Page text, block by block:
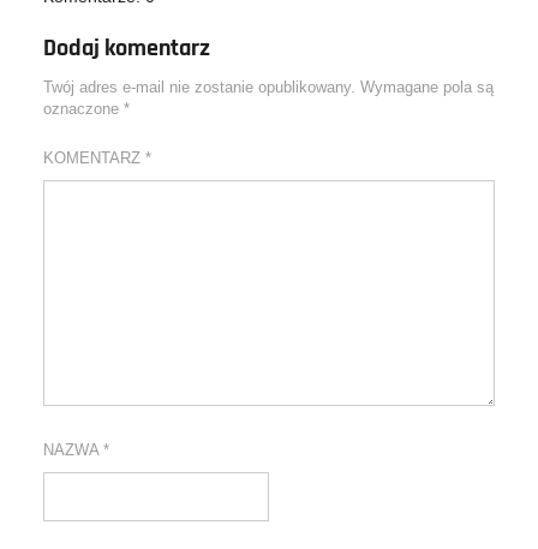
Dodaj komentarz
Twój adres e-mail nie zostanie opublikowany. Wymagane pola są
oznaczone *
KOMENTARZ *
NAZWA *